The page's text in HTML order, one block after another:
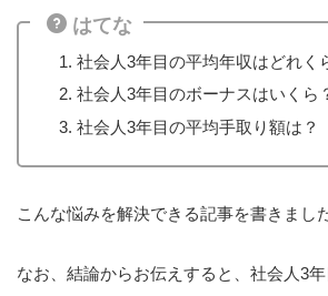
はてな
社会人3年目の平均年収はどれく
社会人3年目のボーナスはいくら
社会人3年目の平均手取り額は？
こんな悩みを解決できる記事を書きました
なお、結論からお伝えすると、社会人3